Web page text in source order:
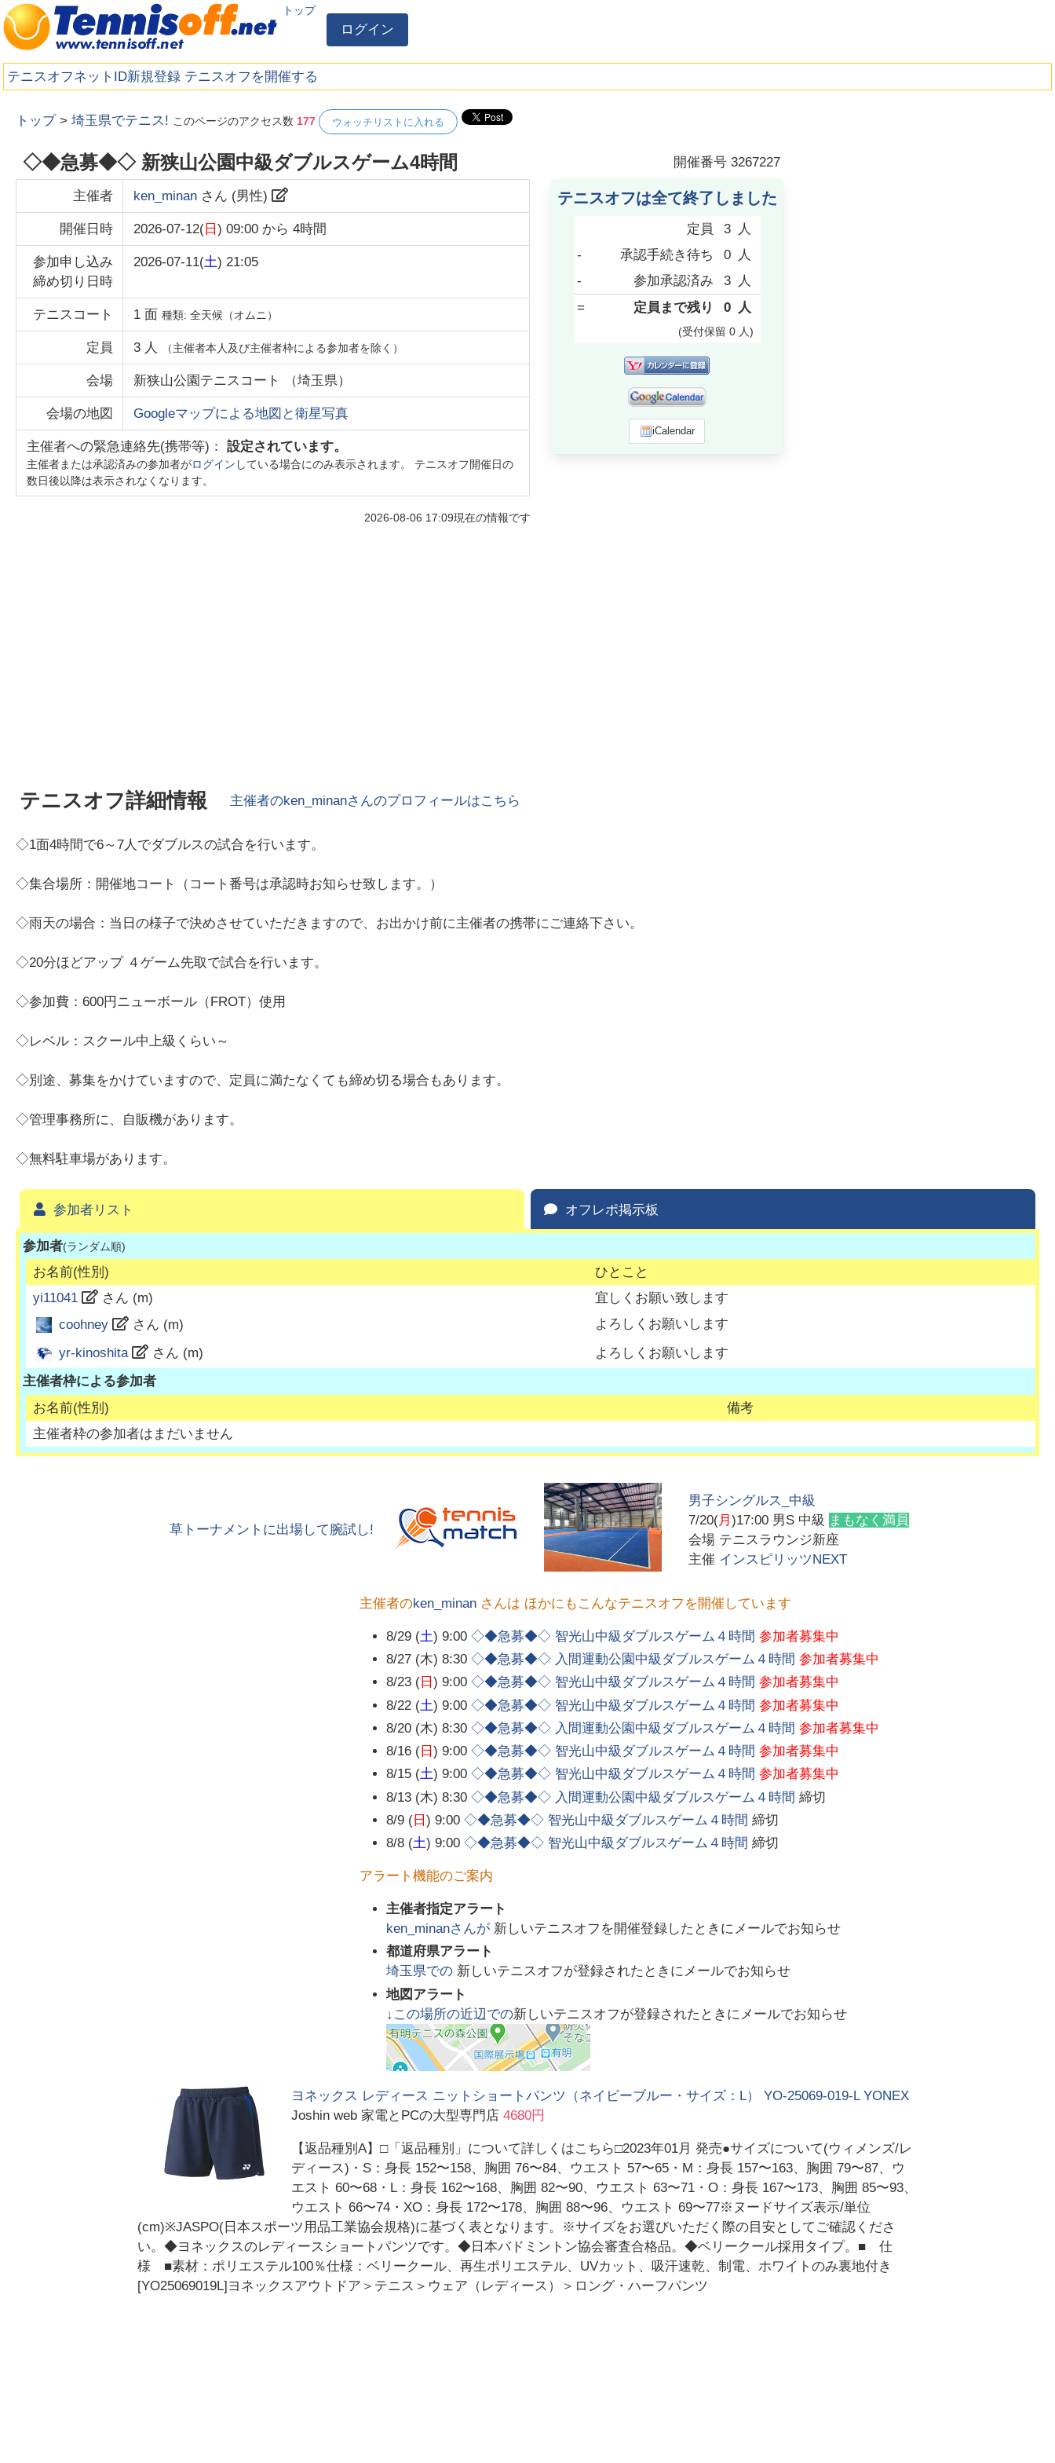
トップ
ログイン
テニスオフネットID新規登録 テニスオフを開催する
トップ >埼玉県でテニス! このページのアクセス数 177 ウォッチリストに入れる
◇◆急募◆◇ 新狭山公園中級ダブルスゲーム4時間 開催番号 3267227
主催者 ken_minan さん (男性)
開催日時 2026-07-12( 日) 09:00 から4時間
参加申し込み
締め切り日時
2026-07-11(土) 21:05
テニスコート 1 面種類:全天候（オムニ）
定員 3 人 （主催者本人及び主催者枠による参加者を除く）
会場 新狭山公園テニスコート （埼玉県）
会場の地図 Googleマップによる地図と衛星写真
主催者への緊急連絡先(携帯等)：設定されています。
主催者または承認済みの参加者がログイン している場合にのみ表示されます。 テニスオフ開催日の
数日後以降は表示されなくなります。
2026-08-06 17:09現在の情報です
テニスオフは全て終了しました
定員 3
人
-
承認手続き待ち 0
人
-
参加承認済み 3
人
=
定員まで残り 0 人
(受付保留0 人)
iCalendar
テニスオフ詳細情報 主催者のken_minanさんのプロフィールはこちら
◇1面4時間で6～7人でダブルスの試合を行います。
◇集合場所：開催地コート（コート番号は承認時お知らせ致します。）
◇雨天の場合：当日の様子で決めさせていただきますので、お出かけ前に主催者の携帯にご連絡下さい。
◇20分ほどアップ ４ゲーム先取で試合を行います。
◇参加費：600円ニューボール（FROT）使用
◇レベル：スクール中上級くらい～
◇別途、募集をかけていますので、定員に満たなくても締め切る場合もあります。
◇管理事務所に、自販機があります。
◇無料駐車場があります。
参加者リスト オフレポ掲示板
参加者(ランダム順)
お名前(性別)
ひとこと
yi11041
さん (m)
宜しくお願い致します
coohney
さん (m)
よろしくお願いします
yr-kinoshita
さん (m)
よろしくお願いします
主催者枠による参加者
お名前(性別)
備考
主催者枠の参加者はまだいません
草トーナメントに出場して腕試し!
男子シングルス_中級
7/20(月)17:00 男S 中級 まもなく満員
会場 テニスラウンジ新座
主催 インスピリッツNEXT
主催者のken_minan さんは ほかにもこんなテニスオフを開催しています
8/29 (土) 9:00 ◇◆急募◆◇ 智光山中級ダブルスゲーム４時間 参加者募集中
8/27 (木) 8:30 ◇◆急募◆◇ 入間運動公園中級ダブルスゲーム４時間 参加者募集中
8/23 (日 ) 9:00 ◇◆急募◆◇ 智光山中級ダブルスゲーム４時間 参加者募集中
8/22 (土) 9:00 ◇◆急募◆◇ 智光山中級ダブルスゲーム４時間 参加者募集中
8/20 (木) 8:30 ◇◆急募◆◇ 入間運動公園中級ダブルスゲーム４時間 参加者募集中
8/16 (日 ) 9:00 ◇◆急募◆◇ 智光山中級ダブルスゲーム４時間 参加者募集中
8/15 (土) 9:00 ◇◆急募◆◇ 智光山中級ダブルスゲーム４時間 参加者募集中
8/13 (木) 8:30 ◇◆急募◆◇ 入間運動公園中級ダブルスゲーム４時間 締切
8/9 (日 ) 9:00 ◇◆急募◆◇ 智光山中級ダブルスゲーム４時間 締切
8/8 (土) 9:00 ◇◆急募◆◇ 智光山中級ダブルスゲーム４時間 締切
アラート機能のご案内
主催者指定アラート
ken_minanさんが 新しいテニスオフを開催登録したときにメールでお知らせ
都道府県アラート
埼玉県での 新しいテニスオフが登録されたときにメールでお知らせ
地図アラート
↓この場所の近辺での新しいテニスオフが登録されたときにメールでお知らせ
ヨネックス レディース ニットショートパンツ（ネイビーブルー・サイズ：L） YO-25069-019-L YONEX
Joshin web 家電とPCの大型専門店 4680円
【返品種別A】□「返品種別」について詳しくはこちら□2023年01月 発売●サイズについて(ウィメンズ/レ
ディース)・S：身長 152〜158、胸囲 76〜84、ウエスト 57〜65・M：身長 157〜163、胸囲 79〜87、ウ
エスト 60〜68・L：身長 162〜168、胸囲 82〜90、ウエスト 63〜71・O：身長 167〜173、胸囲 85〜93、
ウエスト 66〜74・XO：身長 172〜178、胸囲 88〜96、ウエスト 69〜77※ヌードサイズ表示/単位
(cm)※JASPO(日本スポーツ用品工業協会規格)に基づく表となります。※サイズをお選びいただく際の目安としてご確認くださ
い。◆ヨネックスのレディースショートパンツです。◆日本バドミントン協会審査合格品。◆ベリークール採用タイプ。■ 仕
様 ■素材：ポリエステル100％仕様：ベリークール、再生ポリエステル、UVカット、吸汗速乾、制電、ホワイトのみ裏地付き
[YO25069019L]ヨネックスアウトドア＞テニス＞ウェア（レディース）＞ロング・ハーフパンツ